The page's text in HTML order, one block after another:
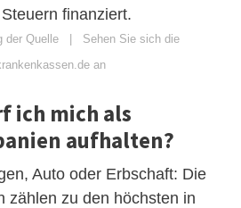
finanziert.
der Quelle | Sehen Sie sich die
an
ich mich als
aufhalten?
Auto oder Erbschaft: Die
zählen zu den höchsten in